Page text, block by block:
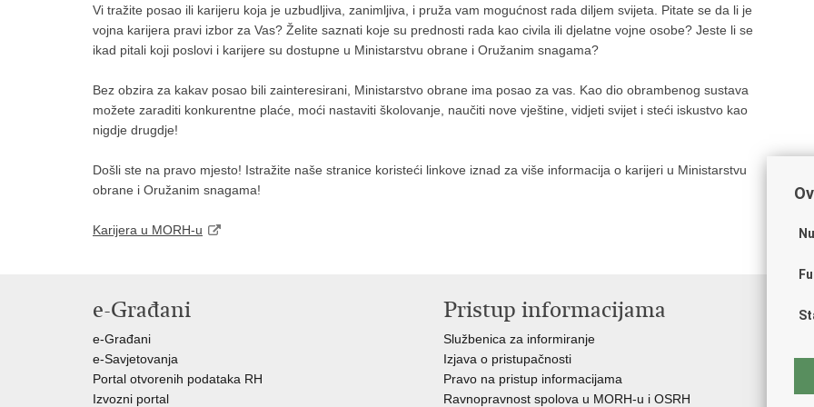
Vi tražite posao ili karijeru koja je uzbudljiva, zanimljiva, i pruža vam mogućnost rada diljem svijeta. Pitate se da li je
vojna karijera pravi izbor za Vas? Želite saznati koje su prednosti rada kao civila ili djelatne vojne osobe? Jeste li se
ikad pitali koji poslovi i karijere su dostupne u Ministarstvu obrane i Oružanim snagama?
Bez obzira za kakav posao bili zainteresirani, Ministarstvo obrane ima posao za vas. Kao dio obrambenog sustava
možete zaraditi konkurentne plaće, moći nastaviti školovanje, naučiti nove vještine, vidjeti svijet i steći iskustvo kao
nigdje drugdje!
Došli ste na pravo mjesto! Istražite naše stranice koristeći linkove iznad za više informacija o karijeri u Ministarstvu
obrane i Oružanim snagama!
Karijera u MORH-u
e-Građani
e-Građani
e-Savjetovanja
Portal otvorenih podataka RH
Izvozni portal
Pristup informacijama
Službenica za informiranje
Izjava o pristupačnosti
Pravo na pristup informacijama
Ravnopravnost spolova u MORH-u i OSRH